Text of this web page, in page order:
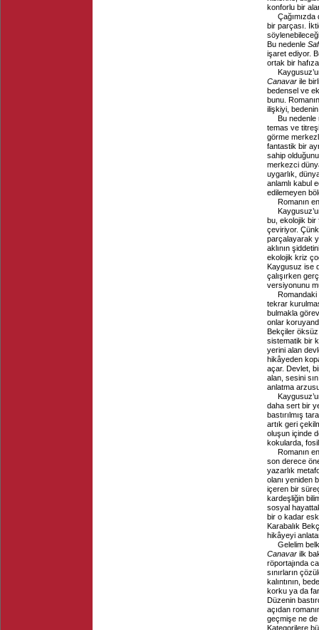
konforlu bir
bir parçası.
Bu nedenle
işaret ediyor.
ortak bir
Canavar ile
bedensel ve
bunu.
ilişkiyi,
Bu
temas ve
görme
fantastik bir
sahip
merkezci
uygarlık,
anlamlı kabul
edilemeyen
Romanın
bu, ekolojik bir
çeviriyor.
parçalayarak
aklının
ekolojik kriz
Kaygusuz ise
çalışırken
versiyonunu
Romandaki
tekrar
bulmakla
onlar
Bekçiler öksüz
sistematik bir
yerini alan
hikâyeden
açar. Devlet,
alan, sesini
anlatma
daha sert bir
bastırılmış
artık geri
oluşun içinde
kokularda,
Romanın
son derece
yazarlık
olanı yeniden
içeren bir
kardeşliğin
sosyal
bir o kadar
Karabalık
hikâyeyi
Gelelim
Canavar ilk
röportajında
sınırların
kalıntının,
korku ya da
Düzenin
açıdan
geçmişe ne de
Kategorilere